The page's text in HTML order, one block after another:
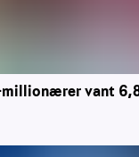
vant